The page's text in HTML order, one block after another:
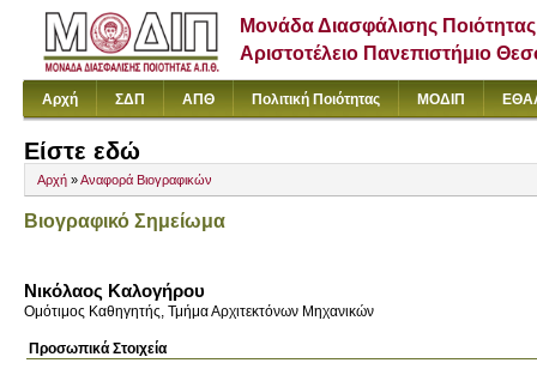
Μονάδα Διασφάλισης Ποιότητας
Αριστοτέλειο Πανεπιστήμιο
Αρχή ΣΔΠ ΑΠΘ Πολιτική Ποιότητας ΜΟΔΙΠ
Είστε εδώ
Αρχή »Αναφορά Βιογραφικών
Βιογραφικό Σημείωμα
Νικόλαος Καλογήρου
Ομότιμος Καθηγητής, Τμήμα Αρχιτεκτόνων Μηχανικών
Προσωπικά Στοιχεία